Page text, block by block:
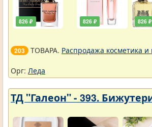
826 ₽ 826 ₽ 826 ₽
203 ТОВАРА. Распродажа косметика
Орг: Леда
ТД "Галеон" - 393.